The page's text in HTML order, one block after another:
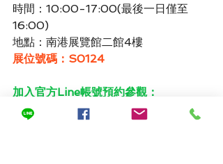
時間：10:00-17:00(最後一日僅至
16:00)
地點：南港展覽館二館4樓
展位號碼：S0124
加入官方Line帳號預約參觀：
https://lin.ee/B5dJtBQ